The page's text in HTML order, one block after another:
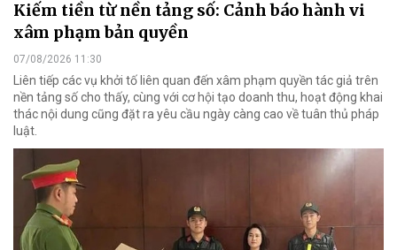
Kiếm tiền từ nền tảng số: Cảnh báo hành vi
xâm phạm bản quyền
07/08/2026 11:30
Liên tiếp các vụ khởi tố liên quan đến xâm phạm quyền tác giả trên
nền tảng số cho thấy, cùng với cơ hội tạo doanh thu, hoạt động khai
thác nội dung cũng đặt ra yêu cầu ngày càng cao về tuân thủ pháp
luật.